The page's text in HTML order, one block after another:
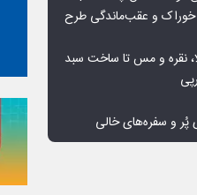
خوراک و عقب‌ماندگی طرح
نقره و مس تا ساخت سبد
و سفره‌های خالی